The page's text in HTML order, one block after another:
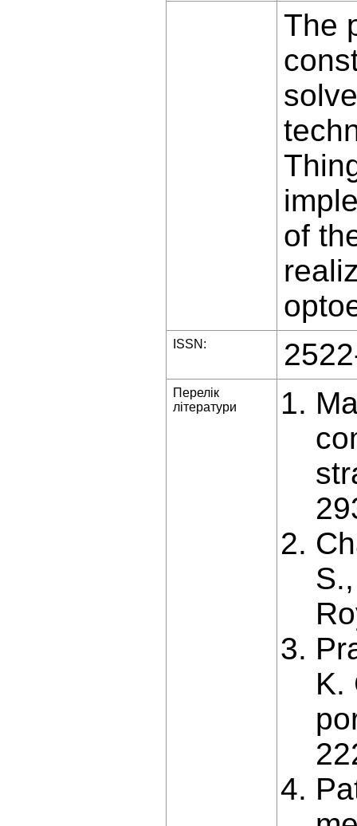
The
of
ISSN:
Перелік
літератури
K.